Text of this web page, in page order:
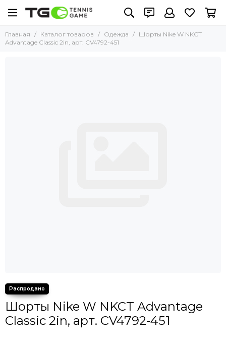
Главная Каталог товаров Одежда
Шорты Nike W NKCT
Advantage Classic 2in, арт. CV4792-451
Шорты Nike W NKCT Advantage
Classic 2in, арт. CV4792-451